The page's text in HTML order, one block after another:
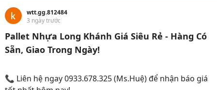
wtt.gg.812484
3 ngày trước
Pallet Nhựa Long Khánh Giá Siêu Rẻ - Hàng Có
Sẵn, Giao Trong Ngày!
📞 Liên hệ ngay 0933.678.325 (Ms.Huệ) để nhận báo giá